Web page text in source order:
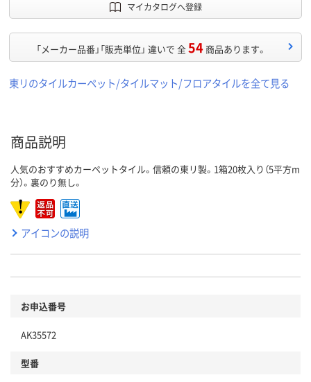
マイカタログへ登録
「メーカー品番」「販売単位」 違いで 全54 商品あります。
東リのタイルカーペット/タイルマット/フロアタイルを全て見る
商品説明
人気のおすすめカーペットタイル。信頼の東リ製。1箱20枚入り（5平方m
分）。裏のり無し。
アイコンの説明
お申込番号
AK35572
型番